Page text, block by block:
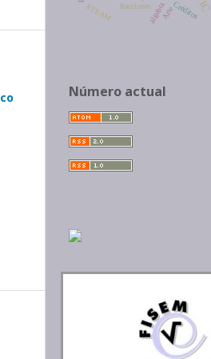
Créditos
álgebraArte
fracciones
STEAM
Número actual